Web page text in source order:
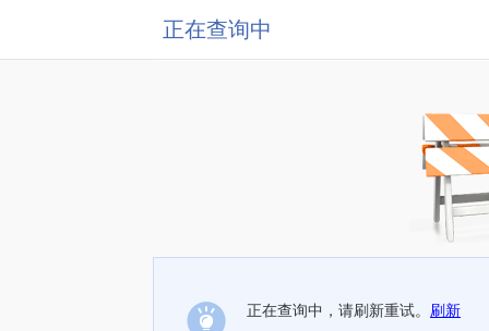
正在查询中
正在查询中，请刷新重试。 刷新